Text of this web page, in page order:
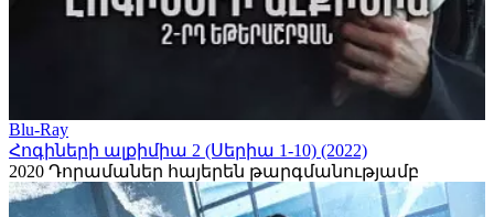
Blu-Ray
Հոգիների ալքիմիա 2 (Սերիա 1-10) (2022)
2020 Դորամաներ հայերեն թարգմանությամբ